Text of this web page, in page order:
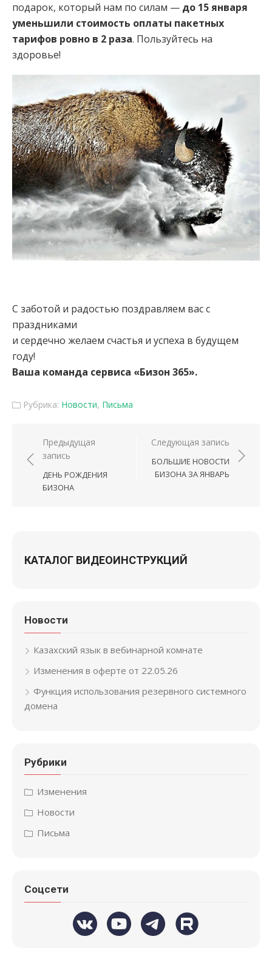
подарок, который нам по силам — до 15 января
уменьшили стоимость оплаты пакетных
тарифов ровно в 2 раза. Пользуйтесь на
здоровье!
С заботой и радостью поздравляем вас с
праздниками
и сердечно желаем счастья и успеха в будущем
году!
Ваша команда сервиса «Бизон 365».
Рубрика: Новости, Письма
Навигация по записям
Предыдущая
запись
ДЕНЬ РОЖДЕНИЯ
БИЗОНА
Следующая запись
БОЛЬШИЕ НОВОСТИ
БИЗОНА ЗА ЯНВАРЬ
КАТАЛОГ ВИДЕОИНСТРУКЦИЙ
Новости
Казахский язык в вебинарной комнате
Изменения в оферте от 22.05.26
Функция использования резервного системного
домена
Рубрики
Изменения
Новости
Письма
Соцсети